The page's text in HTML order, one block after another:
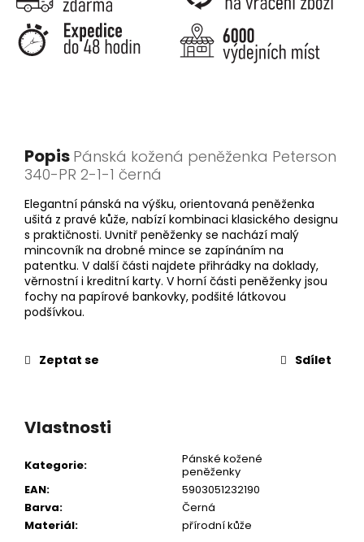
Popis Pánská kožená peněženka Peterson
340-PR 2-1-1 černá
Elegantní pánská na výšku, orientovaná peněženka
ušitá z pravé kůže, nabízí kombinaci klasického designu
s praktičnosti. Uvnitř peněženky se nachází malý
mincovník na drobné mince se zapínáním na
patentku. V další části najdete přihrádky na doklady,
věrnostní i kreditní karty. V horní části peněženky jsou
fochy na papírové bankovky, podšité látkovou
podšívkou.
Zeptat se Sdílet
Vlastnosti
Kategorie:
Pánské kožené
peněženky
EAN:
5903051232190
Barva:
Černá
Materiál: přírodní kůže